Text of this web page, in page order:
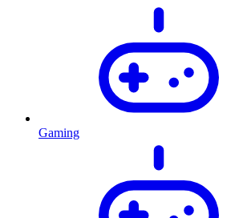
Gaming